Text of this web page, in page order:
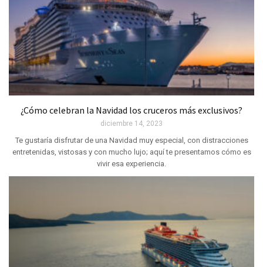
¿Cómo celebran la Navidad los cruceros más exclusivos?
diciembre 14, 2023
Te gustaría disfrutar de una Navidad muy especial, con distracciones
entretenidas, vistosas y con mucho lujo; aquí te presentamos cómo es
vivir esa experiencia.